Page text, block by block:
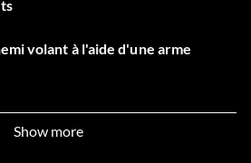
volant à l'aide d'une arme
Show more